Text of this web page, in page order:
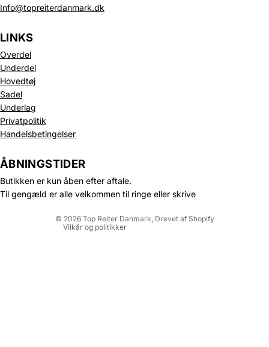
Info@topreiterdanmark.dk
LINKS
Overdel
Underdel
Hovedtøj
Sadel
Underlag
Privatpolitik
Handelsbetingelser
ÅBNINGSTIDER
Butikken er kun åben efter aftale.
Til gengæld er alle velkommen til ringe eller skrive
© 2026 Top Reiter Danmark , Drevet af Shopify
Vilkår og politikker
Politik om beskyttelse af persondata
Refusionspolitik
Leveringspolitik
Kontaktinformation